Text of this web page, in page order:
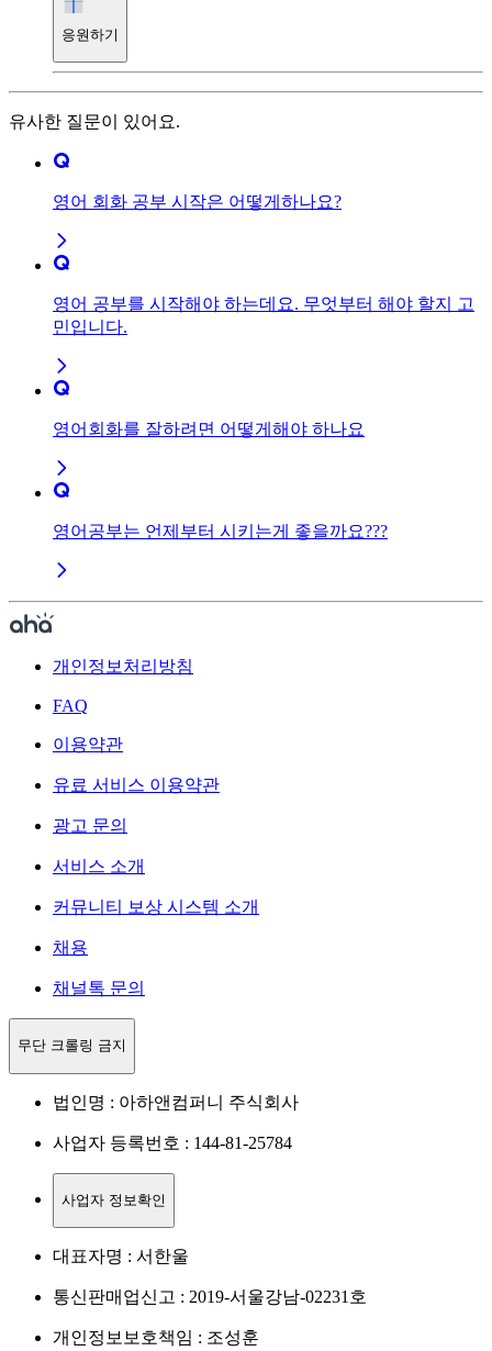
응원하기
유사한 질문이 있어요.
영어 회화 공부 시작은 어떻게하나요?
영어 공부를 시작해야 하는데요. 무엇부터 해야 할지 고
민입니다.
영어회화를 잘하려면 어떻게해야 하나요
영어공부는 언제부터 시키는게 좋을까요???
개인정보처리방침
FAQ
이용약관
유료 서비스 이용약관
광고 문의
서비스 소개
커뮤니티 보상 시스템 소개
채용
채널톡 문의
무단 크롤링 금지
법인명 : 아하앤컴퍼니 주식회사
사업자 등록번호 : 144-81-25784
사업자 정보확인
대표자명 : 서한울
통신판매업신고 : 2019-서울강남-02231호
개인정보보호책임 : 조성훈